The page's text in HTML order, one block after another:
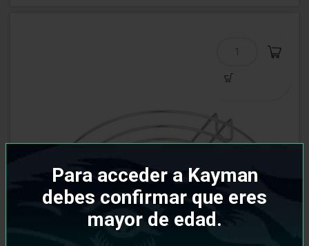
Para acceder a Kayman
debes confirmar que eres
mayor de edad.